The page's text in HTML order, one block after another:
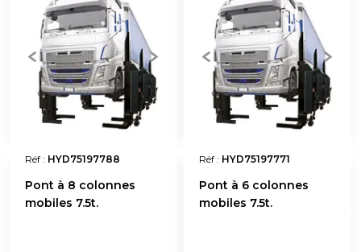
Réf : HYD75197788
Pont à 8 colonnes
mobiles 7.5t.
Réf : HYD75197771
Pont à 6 colonnes
mobiles 7.5t.